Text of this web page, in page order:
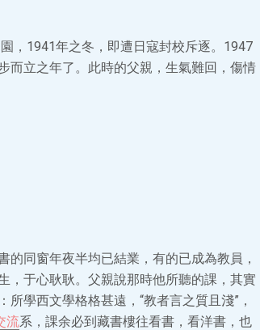
，1941年之冬，即遭日寇封校斥逐。1947
而立之年了。此時的父親，生氣難回，傷情
同窗年夜半均已結業，有的已成為教員，
，于心耿耿。父親說那時他所聽的課，其實
學西文學格格甚遠，“教者言之質且淺”，
流系，課余必到藏書樓往看書，看洋書，也